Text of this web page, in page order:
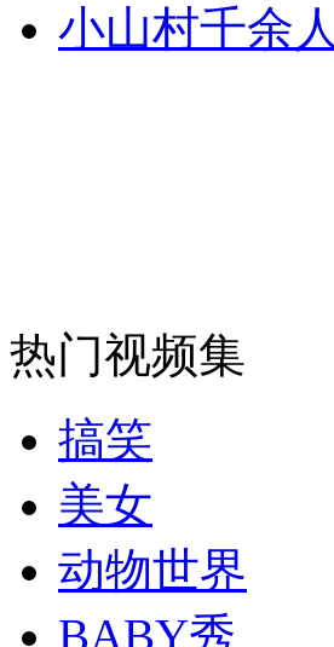
纽约上演“枕头大战”
司机酒驾遇交警 急速倒车逃窜
小山村千余人
热门视频集
搞笑
美女
动物世界
BABY秀